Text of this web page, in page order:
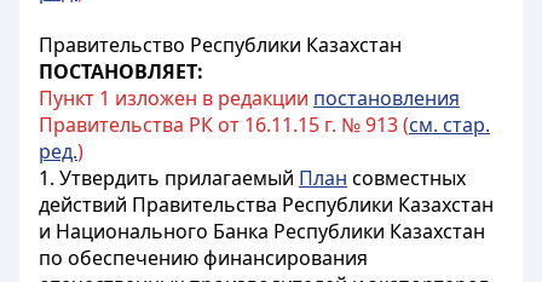
Правительство Республики Казахстан
ПОСТАНОВЛЯЕТ:
Пункт 1 изложен в редакции постановления
Правительства РК от 16.11.15 г. № 913 (см. стар.
ред.)
1. Утвердить прилагаемый План совместных
действий Правительства Республики Казахстан
и Национального Банка Республики Казахстан
по обеспечению финансирования